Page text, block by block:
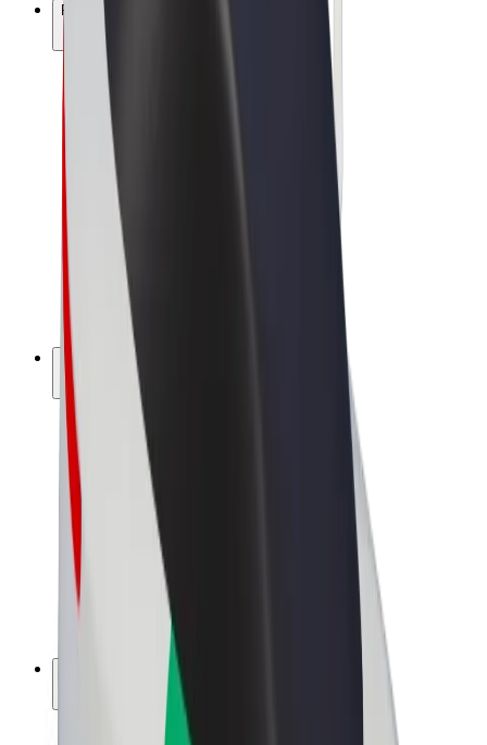
Productos
Viajes
Patinetes
Bolt Market
Bolt Food
Bolt Drive
Bolt para empresas
Bicis
Bolt Plus
Colabora con Bolt
Conductores
Ingresos de conductor/a
Repartidores
Ingresos de repartidor
Comercios de Bolt Food
Franquicias
Trabaja con nosotros